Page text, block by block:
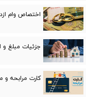
اختصاص وام
جزئیات مبلغ
کارت مرابحه و